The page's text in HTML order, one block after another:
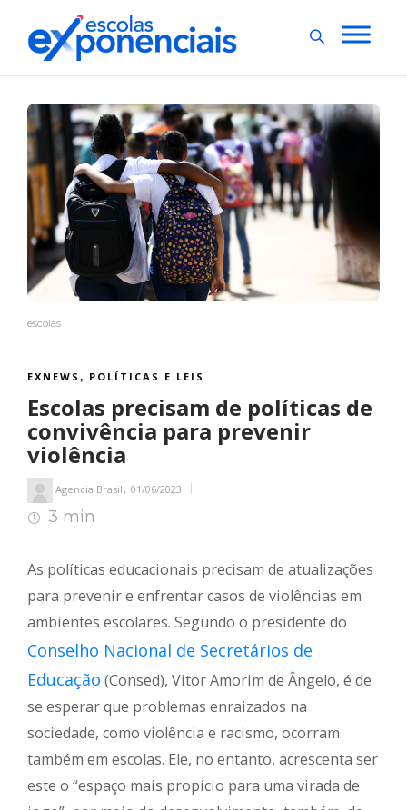
escolas
EXNEWS , POLÍTICAS E LEIS
Escolas precisam de políticas de
convivência para prevenir
violência
Agencia Brasil, 01/06/2023
3 min
As políticas educacionais precisam de atualizações
para prevenir e enfrentar casos de violências em
ambientes escolares. Segundo o presidente do
Conselho Nacional de Secretários de
Educação (Consed), Vitor Amorim de Ângelo, é de
se esperar que problemas enraizados na
sociedade, como violência e racismo, ocorram
também em escolas. Ele, no entanto, acrescenta ser
este o “espaço mais propício para uma virada de